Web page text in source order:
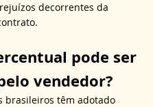
decorrentes da
pode ser
vendedor?
brasileiros têm adotado